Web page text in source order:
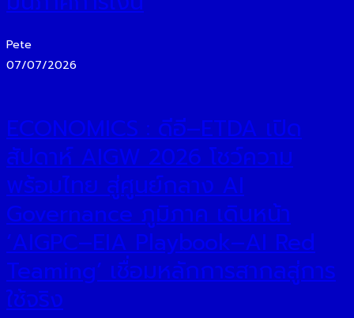
Pete
07/07/2026
ECONOMICS : ดีอี–ETDA เปิด
สัปดาห์ AIGW 2026 โชว์ความ
พร้อมไทย สู่ศูนย์กลาง AI
Governance ภูมิภาค เดินหน้า
‘AIGPC–EIA Playbook–AI Red
Teaming’ เชื่อมหลักการสากลสู่การ
ใช้จริง